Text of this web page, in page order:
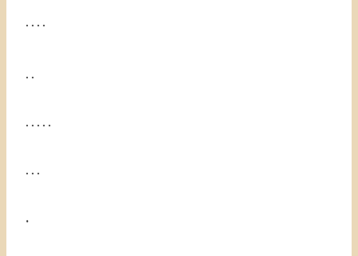
. . . .
. .
. . . . .
. . .
.